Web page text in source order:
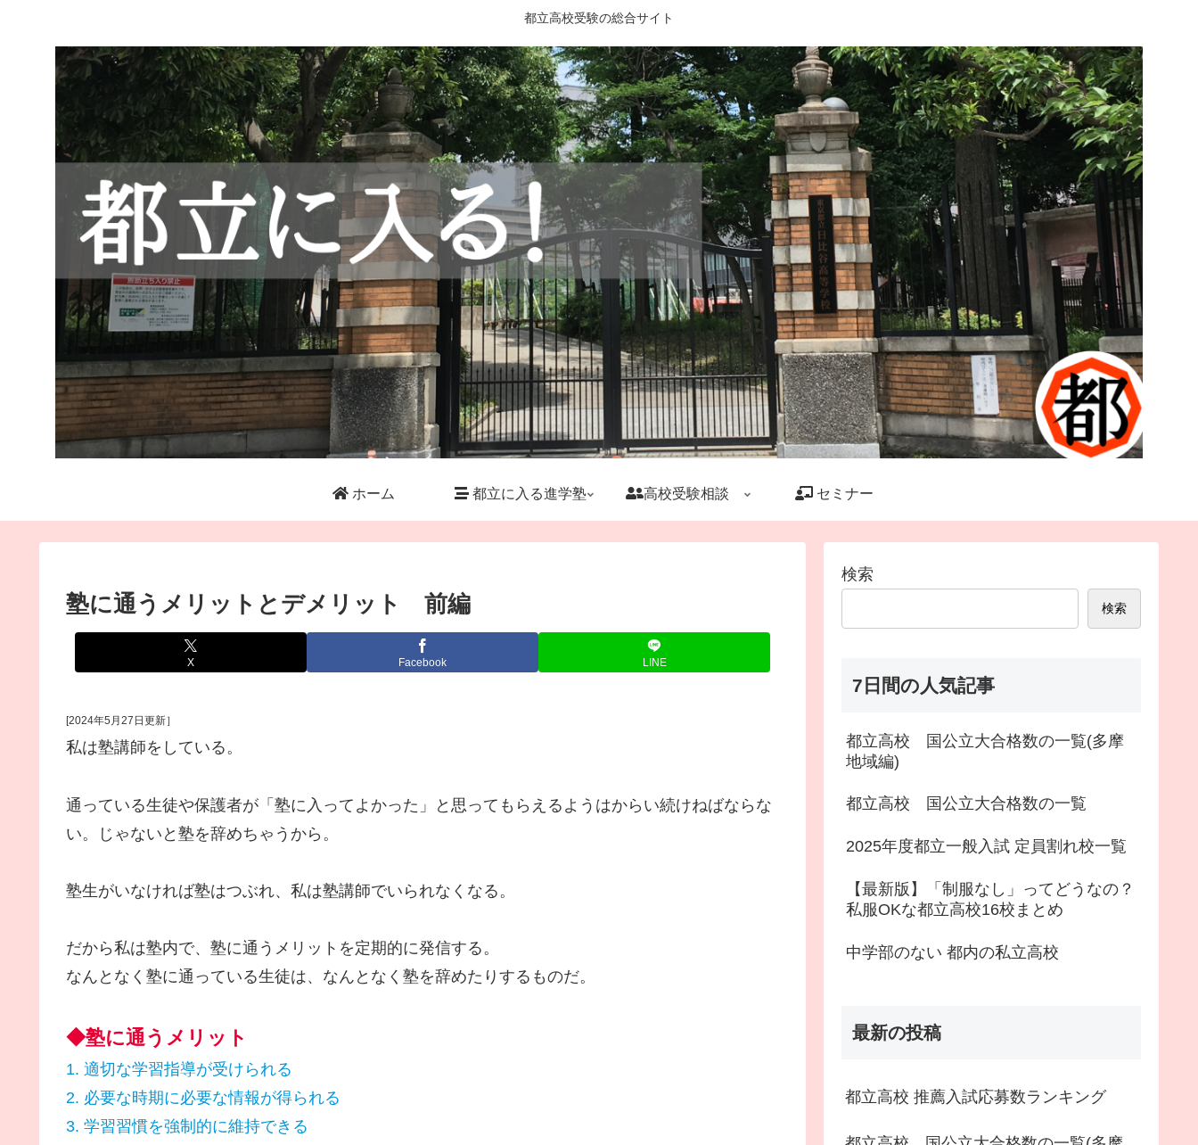
都立高校受験の総合サイト
ホーム 都立に入る進学塾 高校受験相談 セミナー
塾に通うメリットとデメリット 前編
X Facebook LINE
[2024年5月27日更新］
私は塾講師をしている。
通っている生徒や保護者が「塾に入ってよかった」と思ってもらえるようはからい続けねばならな
い。じゃないと塾を辞めちゃうから。
塾生がいなければ塾はつぶれ、私は塾講師でいられなくなる。
だから私は塾内で、塾に通うメリットを定期的に発信する。
なんとなく塾に通っている生徒は、なんとなく塾を辞めたりするものだ。
◆塾に通うメリット
1. 適切な学習指導が受けられる
2. 必要な時期に必要な情報が得られる
3. 学習習慣を強制的に維持できる
検索
検索
7日間の人気記事
都立高校 国公立大合格数の一覧(多摩
地域編)
都立高校 国公立大合格数の一覧
2025年度都立一般入試 定員割れ校一覧
【最新版】「制服なし」ってどうなの？
私服OKな都立高校16校まとめ
中学部のない 都内の私立高校
最新の投稿
都立高校 推薦入試応募数ランキング